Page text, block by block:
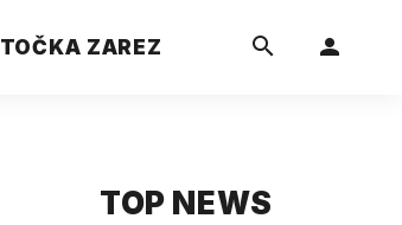
TOČKA ZAREZ
TOP NEWS